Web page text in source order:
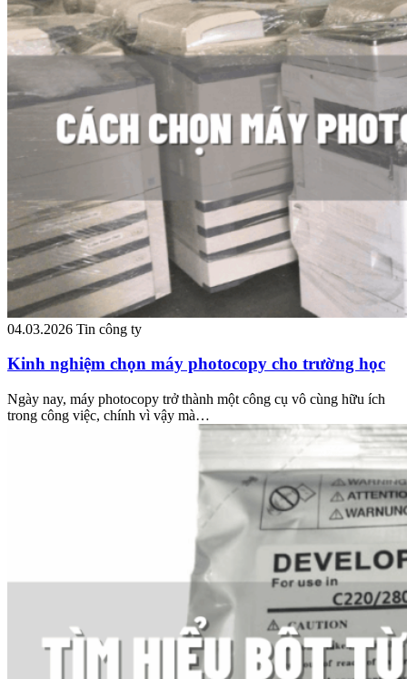
04.03.2026 Tin công ty
Kinh nghiệm chọn máy photocopy cho trường học
Ngày nay, máy photocopy trở thành một công cụ vô cùng hữu ích
trong công việc, chính vì vậy mà…